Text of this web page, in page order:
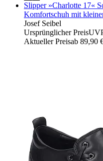
Slipper »Charlotte 17«
Komfortschuh mit
Josef Seibel
Ursprünglicher Preis
Aktueller Preisab 89,90